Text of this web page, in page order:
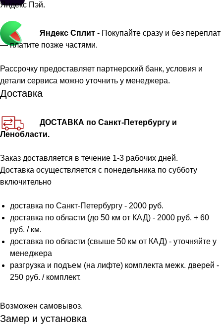
Яндекс Пэй.
Яндекс Сплит - Покупайте сразу и без переплат
— платите позже частями.
Рассрочку предоставляет партнерский банк, условия и
детали сервиса можно уточнить у менеджера.
Доставка
ДОСТАВКА по Санкт-Петербургу и
Ленобласти.
Заказ доставляется в течение 1-3 рабочих дней.
Доставка осуществляется с понедельника по субботу
включительно
доставка по Санкт-Петербургу - 2000 руб.
доставка по области (до 50 км от КАД) - 2000 руб. + 60
руб. / км.
доставка по области (свыше 50 км от КАД) - уточняйте у
менеджера
разгрузка и подъем (на лифте) комплекта межк. дверей -
250 руб. / комплект.
Возможен самовывоз.
Замер и установка